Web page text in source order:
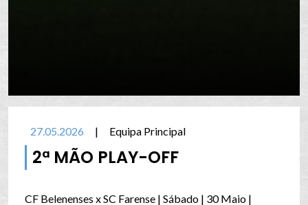
27.05.2026 | Equipa Principal
2ª MÃO PLAY-OFF
CF Belenenses x SC Farense | Sábado | 30 Maio |